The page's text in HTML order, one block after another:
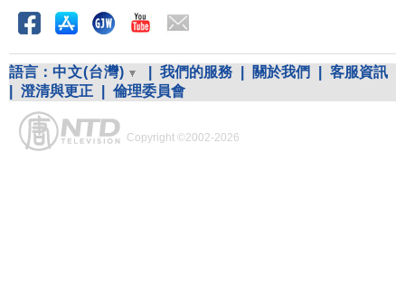
語言： 中文(台灣) 我們的服務 關於我們
客服資訊
澄清與更正 倫理委員會
Copyright ©2002-2026